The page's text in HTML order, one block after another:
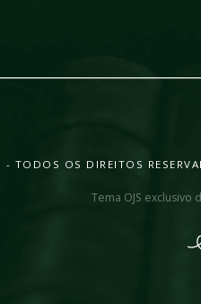
TODOS OS DIREITOS
Tema OJS exclusivo